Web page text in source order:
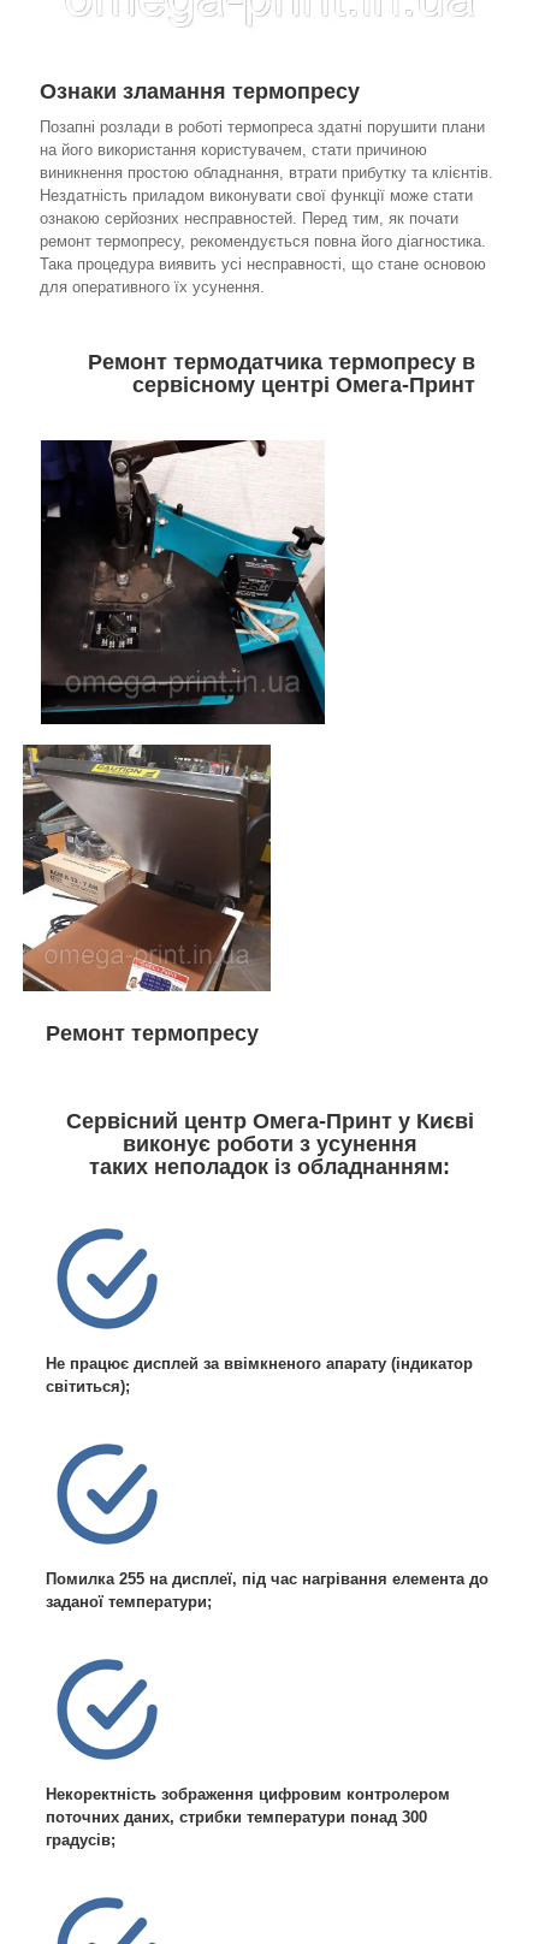
Ознаки зламання термопресу
Позапні розлади в роботі термопреса здатні порушити плани
на його використання користувачем, стати причиною
виникнення простою обладнання, втрати прибутку та клієнтів.
Нездатність приладом виконувати свої функції може стати
ознакою серйозних несправностей. Перед тим, як почати
ремонт термопресу, рекомендується повна його діагностика.
Така процедура виявить усі несправності, що стане основою
для оперативного їх усунення.
Ремонт термодатчика термопресу в
сервісному центрі Омега-Принт
Ремонт термопресу
Сервісний центр Омега-Принт у Києві
виконує роботи з усунення
таких неполадок із обладнанням:
Не працює дисплей за ввімкненого апарату (індикатор
світиться);
Помилка 255 на дисплеї, під час нагрівання елемента до
заданої температури;
Некоректність зображення цифровим контролером
поточних даних, стрибки температури понад 300
градусів;